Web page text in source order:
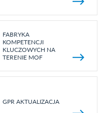
FABRYKA
KOMPETENCJI
KLUCZOWYCH NA
TERENIE MOF
GPR AKTUALIZACJA